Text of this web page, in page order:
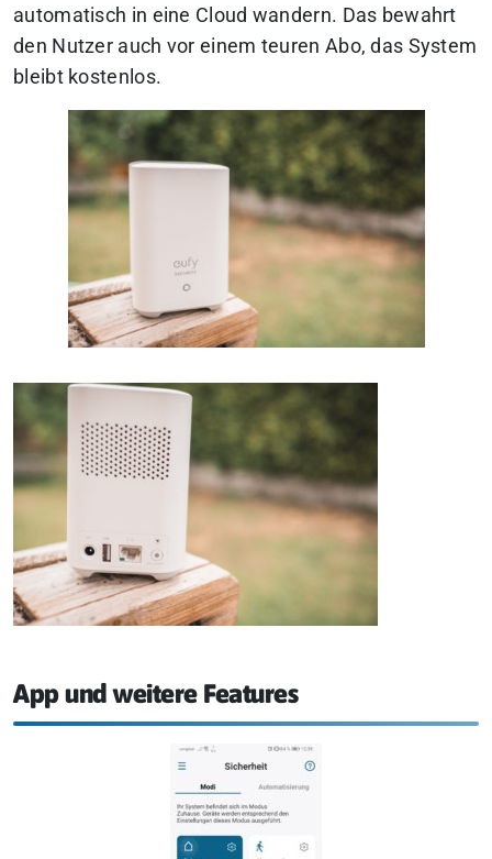
automatisch in eine Cloud wandern. Das bewahrt
den Nutzer auch vor einem teuren Abo, das System
bleibt kostenlos.
App und weitere Features